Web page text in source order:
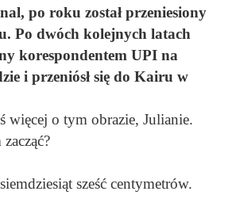
po roku został przeniesiony
Po dwóch kolejnych latach
korespondentem UPI na
i przeniósł się do Kairu w
więcej o tym obrazie, Julianie.
sześć centymetrów.